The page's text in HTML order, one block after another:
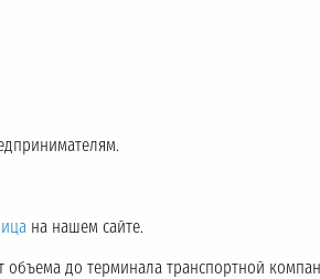
на нашем сайте.
объема до терминала транспортной